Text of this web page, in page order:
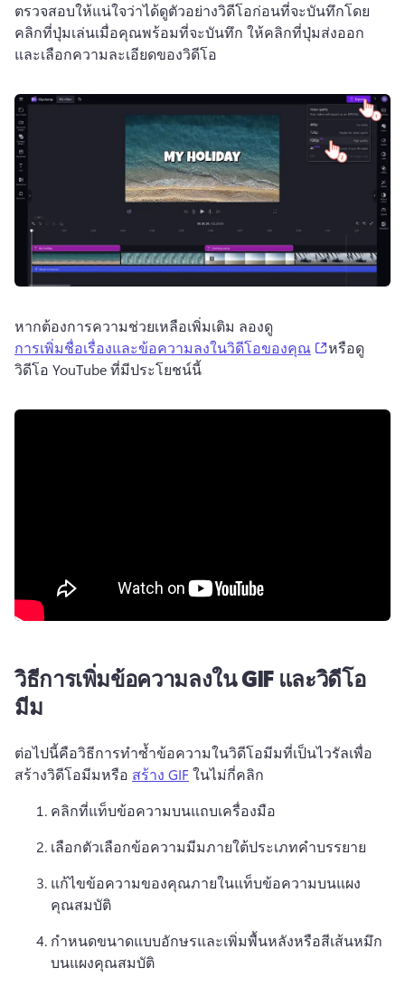
ตรวจสอบให้แน่ใจว่าได้ดูตัวอย่างวิดีโอก่อนที่จะบันทึกโดย
คลิกที่ปุ่มเล่นเมื่อคุณพร้อมที่จะบันทึก ให้คลิกที่ปุ่มส่งออก
และเลือกความละเอียดของวิดีโอ
หากต้องการความช่วยเหลือเพิ่มเติม ลองดู
การเพิ่มชื่อเรื่องและข้อความลงในวิดีโอของคุณ
(opens in a
หรือดู
วิดีโอ YouTube ที่มีประโยชน์นี้
วิธีการเพิ่มข้อความลงใน GIF และวิดีโอ
มีม
ต่อไปนี้คือวิธีการทำซ้ำข้อความในวิดีโอมีมที่เป็นไวรัลเพื่อ
สร้างวิดีโอมีมหรือ สร้าง GIF ในไม่กี่คลิก
คลิกที่แท็บข้อความบนแถบเครื่องมือ
เลือกตัวเลือกข้อความมีมภายใต้ประเภทคำบรรยาย
แก้ไขข้อความของคุณภายในแท็บข้อความบนแผง
คุณสมบัติ
กำหนดขนาดแบบอักษรและเพิ่มพื้นหลังหรือสีเส้นหมึก
บนแผงคุณสมบัติ